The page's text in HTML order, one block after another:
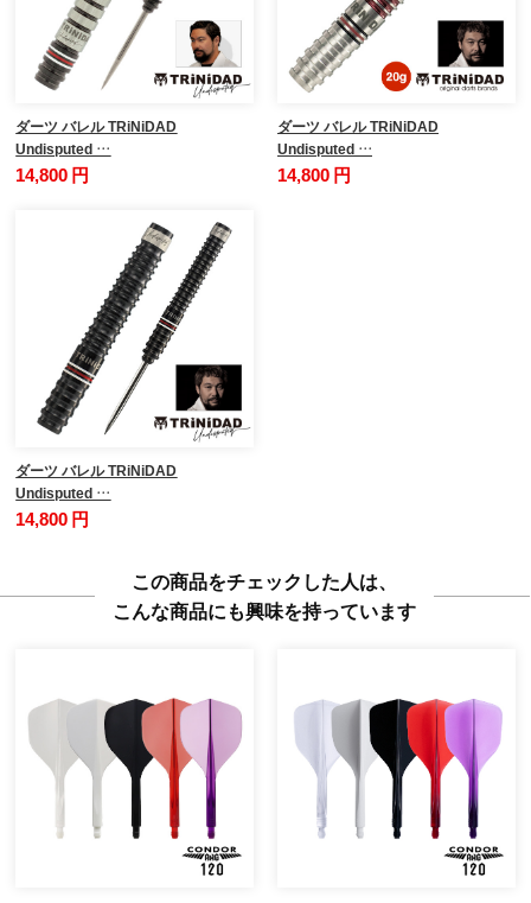
ダーツ バレル TRiNiDAD
Undisputed …
14,800 円
ダーツ バレル TRiNiDAD
Undisputed …
14,800 円
ダーツ バレル TRiNiDAD
Undisputed …
14,800 円
この商品をチェックした人は、
こんな商品にも興味を持っています